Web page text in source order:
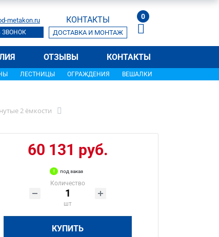
metakon.ru
ЗВОНОК
КОНТАКТЫ
ДОСТАВКА И МОНТАЖ
0
ОТЗЫВЫ КОНТАКТЫ
ЛЕСТНИЦЫ ОГРАЖДЕНИЯ ВЕШАЛКИ
2 ёмкости
60 131 руб.
под заказ
Количество
шт
КУПИТЬ